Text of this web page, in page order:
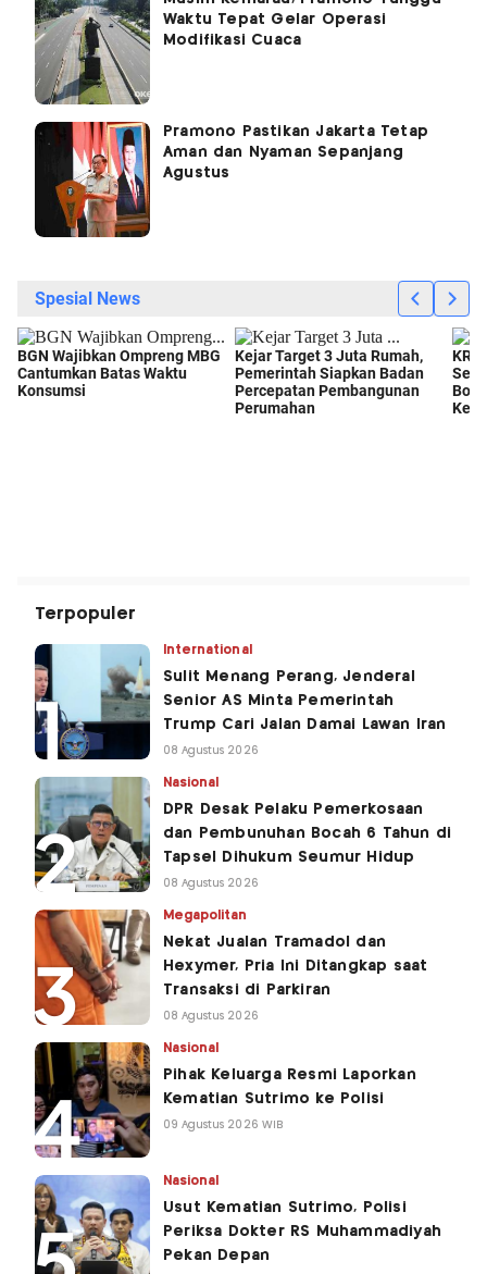
Waktu Tepat Gelar Operasi
Modifikasi Cuaca
Pramono Pastikan Jakarta Tetap
Aman dan Nyaman Sepanjang
Agustus
Terpopuler
International
Sulit Menang Perang, Jenderal
Senior AS Minta Pemerintah
Trump Cari Jalan Damai Lawan Iran
08 Agustus 2026
Nasional
DPR Desak Pelaku Pemerkosaan
dan Pembunuhan Bocah 6 Tahun di
Tapsel Dihukum Seumur Hidup
08 Agustus 2026
Megapolitan
Nekat Jualan Tramadol dan
Hexymer, Pria Ini Ditangkap saat
Transaksi di Parkiran
08 Agustus 2026
Nasional
Pihak Keluarga Resmi Laporkan
Kematian Sutrimo ke Polisi
09 Agustus 2026 WIB
Nasional
Usut Kematian Sutrimo, Polisi
Periksa Dokter RS Muhammadiyah
Pekan Depan